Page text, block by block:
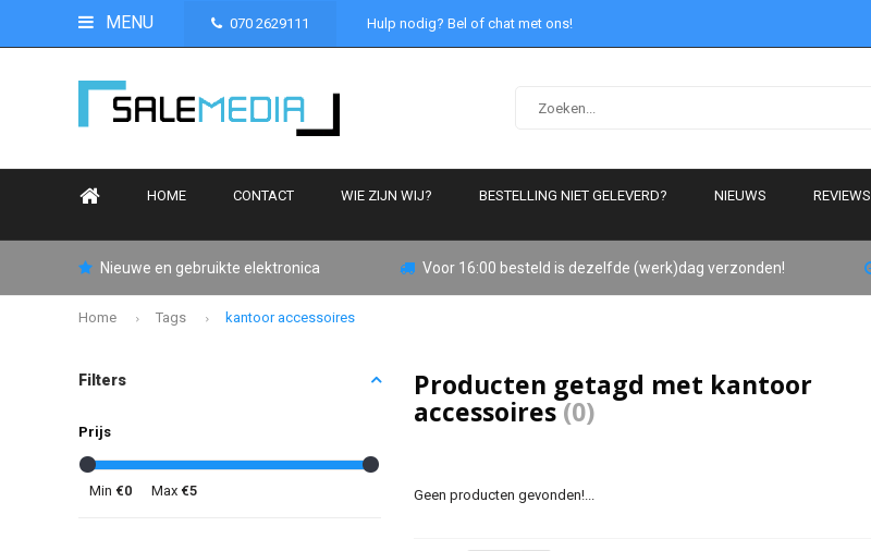
MENU 070 2629111 Hulp nodig? Bel of chat met ons!
HOME CONTACT WIE ZIJN WIJ? BESTELLING NIET GELEVERD? NIEUWS REVIEWS
Nieuwe en gebruikte elektronica Voor 16:00 besteld is dezelfde (werk)dag verzonden!
Home Tags kantoor accessoires
Filters
Prijs
Min €0 Max €5
Producten getagd met kantoor
accessoires(0)
Geen producten gevonden!...